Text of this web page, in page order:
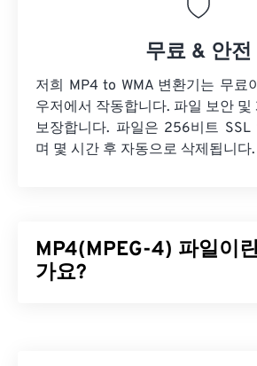
무료 & 안전
저희 MP4 to WMA 변환기는 무료
우저에서 작동합니다. 파일 보안 및
보장합니다. 파일은 256비트 SSL
며 몇 시간 후 자동으로 삭제됩니다.
MP4(MPEG-4) 파일이
가요?